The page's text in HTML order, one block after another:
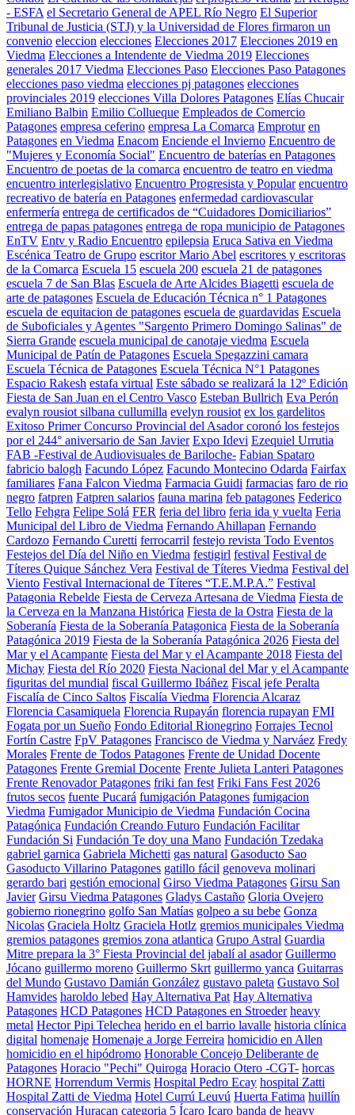
- ESFA el Secretario General de APEL Río Negro El Superior
Tribunal de Justicia (STJ) y la Universidad de Flores firmaron un
convenio eleccion elecciones Elecciones 2017 Elecciones 2019 en
Viedma Elecciones a Intendente de Viedma 2019 Elecciones
generales 2017 Viedma Elecciones Paso Elecciones Paso Patagones
elecciones paso viedma elecciones pj patagones elecciones
provinciales 2019 elecciones Villa Dolores Patagones Elías Chucair
Emiliano Balbin Emilio Collueque Empleados de Comercio
Patagones empresa ceferino empresa La Comarca Emprotur en
Patagones en Viedma Enacom Enciende el Invierno Encuentro de
"Mujeres y Economía Social" Encuentro de baterías en Patagones
Encuentro de poetas de la comarca encuentro de teatro en viedma
encuentro interlegislativo Encuentro Progresista y Popular encuentro
recreativo de batería en Patagones enfermedad cardiovascular
enfermería entrega de certificados de “Cuidadores Domiciliarios”
entrega de papas patagones entrega de ropa municipio de Patagones
EnTV Entv y Radio Encuentro epilepsia Eruca Sativa en Viedma
Escénica Teatro de Grupo escritor Mario Abel escritores y escritoras
de la Comarca Escuela 15 escuela 200 escuela 21 de patagones
escuela 7 de San Blas Escuela de Arte Alcides Biagetti escuela de
arte de patagones Escuela de Educación Técnica n° 1 Patagones
escuela de equitacion de patagones escuela de guardavidas Escuela
de Suboficiales y Agentes "Sargento Primero Domingo Salinas" de
Sierra Grande escuela municipal de canotaje viedma Escuela
Municipal de Patín de Patagones Escuela Spegazzini camara
Escuela Técnica de Patagones Escuela Técnica N°1 Patagones
Espacio Rakesh estafa virtual Este sábado se realizará la 12º Edición
Fiesta de San Juan en el Centro Vasco Esteban Bullrich Eva Perón
evalyn rousiot silbana cullumilla evelyn rousiot ex los gardelitos
Exitoso Primer Concurso Provincial del Asador coronó los festejos
por el 244° aniversario de San Javier Expo Idevi Ezequiel Urrutia
FAB -Festival de Audiovisuales de Bariloche- Fabian Spataro
fabricio balogh Facundo López Facundo Montecino Odarda Fairfax
familiares Fana Falcon Viedma Farmacia Guidi farmacias faro de rio
negro fatpren Fatpren salarios fauna marina feb patagones Federico
Tello Fehgra Felipe Solá FER feria del libro feria ida y vuelta Feria
Municipal del Libro de Viedma Fernando Ahillapan Fernando
Cardozo Fernando Curetti ferrocarril festejo revista Todo Eventos
Festejos del Día del Niño en Viedma festigirl festival Festival de
Títeres Quique Sánchez Vera Festival de Títeres Viedma Festival del
Viento Festival Internacional de Títeres “T.E.M.P.A.” Festival
Patagonia Rebelde Fiesta de Cerveza Artesana de Viedma Fiesta de
la Cerveza en la Manzana Histórica Fiesta de la Ostra Fiesta de la
Soberanía Fiesta de la Soberanía Patagonica Fiesta de la Soberanía
Patagónica 2019 Fiesta de la Soberanía Patagónica 2026 Fiesta del
Mar y el Acampante Fiesta del Mar y el Acampante 2018 Fiesta del
Michay Fiesta del Río 2020 Fiesta Nacional del Mar y el Acampante
figuritas del mundial fiscal Guillermo Ibáñez Fiscal jefe Peralta
Fiscalía de Cinco Saltos Fiscalía Viedma Florencia Alcaraz
Florencia Casamiquela Florencia Rupayán florencia rupayan FMI
Fogata por un Sueño Fondo Editorial Rionegrino Forrajes Tecnol
Fortín Castre FpV Patagones Francisco de Viedma y Narváez Fredy
Morales Frente de Todos Patagones Frente de Unidad Docente
Patagones Frente Gremial Docente Frente Julieta Lanteri Patagones
Frente Renovador Patagones friki fan fest Friki Fans Fest 2026
frutos secos fuente Pucará fumigación Patagones fumigacion
Viedma Fumigador Municipio de Viedma Fundación Cocina
Patagónica Fundación Creando Futuro Fundación Facilitar
Fundación Si Fundación Te doy una Mano Fundación Tzedaka
gabriel garnica Gabriela Michetti gas natural Gasoducto Sao
Gasoducto Villarino Patagones gatillo fácil genoveva molinari
gerardo bari gestión emocional Girso Viedma Patagones Girsu San
Javier Girsu Viedma Patagones Gladys Castaño Gloria Ovejero
gobierno rionegrino golfo San Matías golpeo a su bebe Gonza
Nicolas Graciela Holtz Graciela Hotlz gremios municipales Viedma
gremios patagones gremios zona atlantica Grupo Astral Guardia
Mitre prepara la 3° Fiesta Provincial del jabalí al asador Guillermo
Jócano guillermo moreno Guillermo Skrt guillermo yanca Guitarras
del Mundo Gustavo Damián González gustavo paleta Gustavo Sol
Hamvides haroldo lebed Hay Alternativa Pat Hay Alternativa
Patagones HCD Patagones HCD Patagones en Stroeder heavy
metal Hector Pipi Telechea herido en el barrio lavalle historia clínica
digital homenaje Homenaje a Jorge Ferreira homicidio en Allen
homicidio en el hipódromo Honorable Concejo Deliberante de
Patagones Horacio "Pechi" Quiroga Horacio Otero -CGT- horcas
HORNE Horrendum Vermis Hospital Pedro Ecay hospital Zatti
Hospital Zatti de Viedma Hotel Currú Leuvú Huerta Fatima huillín
conservación Huracan categoria 5 Ícaro Icaro banda de heavy